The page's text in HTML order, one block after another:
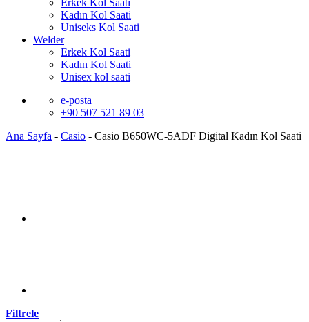
Kadın Kol Saati
Uniseks Kol Saati
Welder
Erkek Kol Saati
Kadın Kol Saati
Unisex kol saati
e-posta
+90 507 521 89 03
Ana Sayfa - Casio - Casio B650WC-5ADF Digital Kadın Kol Saati
Filtrele